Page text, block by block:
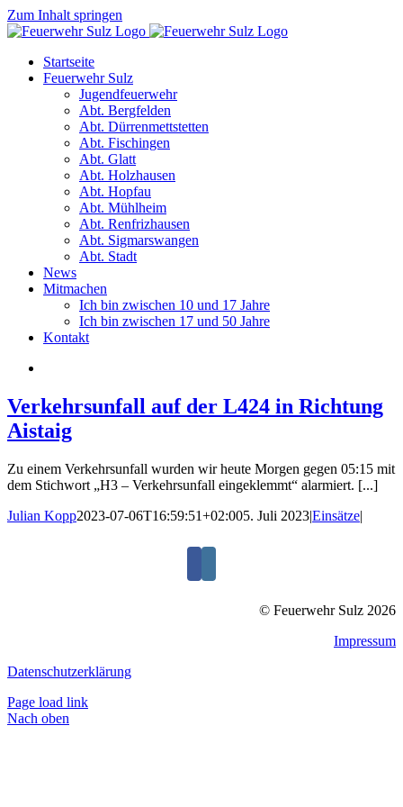
Zum Inhalt springen
Startseite
Feuerwehr Sulz
Jugendfeuerwehr
Abt. Bergfelden
Abt. Dürrenmettstetten
Abt. Fischingen
Abt. Glatt
Abt. Holzhausen
Abt. Hopfau
Abt. Mühlheim
Abt. Renfrizhausen
Abt. Sigmarswangen
Abt. Stadt
News
Mitmachen
Ich bin zwischen 10 und 17 Jahre
Ich bin zwischen 17 und 50 Jahre
Kontakt
Verkehrsunfall auf der L424 in Richtung
Aistaig
Zu einem Verkehrsunfall wurden wir heute Morgen gegen 05:15 mit
dem Stichwort „H3 – Verkehrsunfall eingeklemmt“ alarmiert. [...]
Julian Kopp2023-07-06T16:59:51+02:005. Juli 2023|Einsätze|
© Feuerwehr Sulz 2026
Impressum
Datenschutzerklärung
Page load link
Nach oben